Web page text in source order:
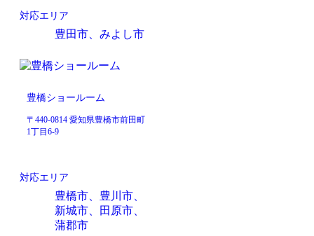
対応エリア
豊田市、みよし市
豊橋ショールーム
〒440-0814 愛知県豊橋市前田町
1丁目6-9
対応エリア
豊橋市、豊川市、
新城市、田原市、
蒲郡市